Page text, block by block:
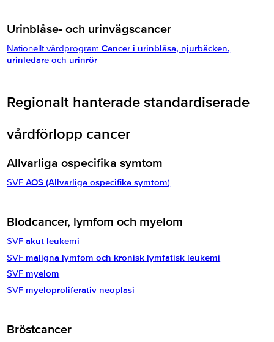
Urinblåse- och urinvägscancer
Nationellt vårdprogramCancer i urinblåsa, njurbäcken,
urinledare och urinrör
Regionalt hanterade standardiserade
vårdförlopp cancer
Allvarliga ospecifika symtom
SVFAOS (Allvarliga ospecifika symtom)
Blodcancer, lymfom och myelom
SVFakut leukemi
SVF maligna lymfom och kronisk lymfatisk leukemi
SVF myelom
SVF myeloproliferativ neoplasi
Bröstcancer